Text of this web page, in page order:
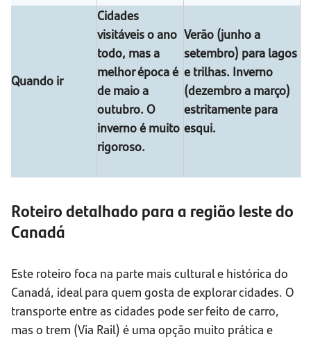
Quando ir
Cidades
visitáveis o ano
todo, mas a
melhor época é
de maio a
outubro. O
inverno é muito
rigoroso.
Verão (junho a
setembro) para lagos
e trilhas. Inverno
(dezembro a março)
estritamente para
esqui.
Roteiro detalhado para a região leste do
Canadá
Este roteiro foca na parte mais cultural e histórica do
Canadá, ideal para quem gosta de explorar cidades. O
transporte entre as cidades pode ser feito de carro,
mas o trem (Via Rail) é uma opção muito prática e